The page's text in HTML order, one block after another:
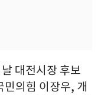
대전시장 후보
의힘 이장우, 개